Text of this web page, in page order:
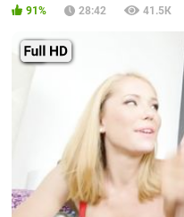
91% 28:42 41.5К